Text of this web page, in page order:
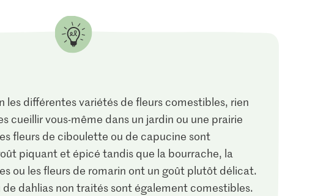
1.80
M-Classic IP-SUISSE
Cristal Sucre fin
cristallisé
1137
1.90
Bio Menthe poivrée
237
4.90
Sélection Fleurs
comestibles
les différentes variétés de fleurs comestibles, rien
cueillir vous-même dans un jardin ou une prairie
fleurs de ciboulette ou de capucine sont
piquant et épicé tandis que la bourrache, la
ou les fleurs de romarin ont un goût plutôt délicat.
de dahlias non traités sont également comestibles.